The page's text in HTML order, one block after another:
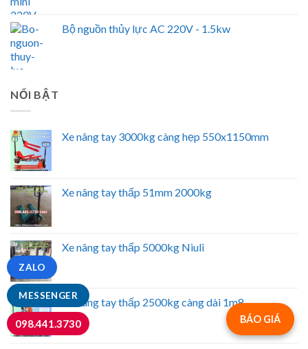
Bộ nguồn thủy lực AC 220V - 1.5kw
NỔI BẬT
Xe nâng tay 3000kg càng hẹp 550x1150mm
Xe nâng tay thấp 51mm 2000kg
Xe nâng tay thấp 5000kg Niuli
Xe nâng tay thấp 2500kg càng dài 1m8
BÁO GIÁ
MESSENGER
ZALO
098.441.3730